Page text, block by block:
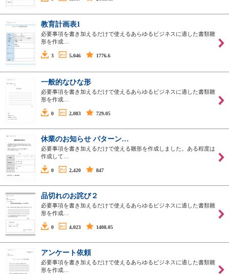
教育計画表1
必要事項を書き加えるだけで使えるあらゆるビジネスに適した書類雛
形を作成…
3 5,046 1776.6
一般的なひな形
必要事項を書き加えるだけで使えるあらゆるビジネスに適した書類雛
形を作成…
0 2,083 729.05
休業のお知らせ パターン…
必要事項を書き加えるだけで使える雛形を作成しました。ある程度は
作成して…
0 2,420 847
品切れのお詫び２
必要事項を書き加えるだけで使えるあらゆるビジネスに適した書類雛
形を作成…
0 4,023 1408.05
アンケート依頼
必要事項を書き加えるだけで使えるあらゆるビジネスに適した書類雛
形を作成…